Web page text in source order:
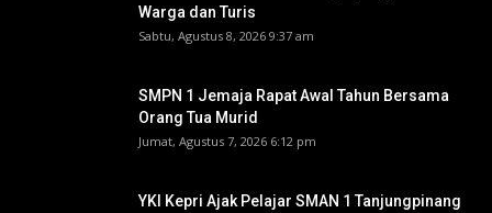
Warga dan Turis
Sabtu, Agustus 8, 2026 9:37 am
SMPN 1 Jemaja Rapat Awal Tahun Bersama
Orang Tua Murid ‎
Jumat, Agustus 7, 2026 6:12 pm
YKI Kepri Ajak Pelajar SMAN 1 Tanjungpinang